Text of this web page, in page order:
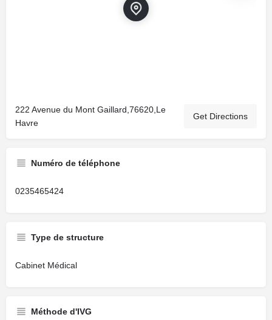
222 Avenue du Mont Gaillard,76620,Le
Havre
Get Directions
Numéro de téléphone
0235465424
Type de structure
Cabinet Médical
Méthode d'IVG